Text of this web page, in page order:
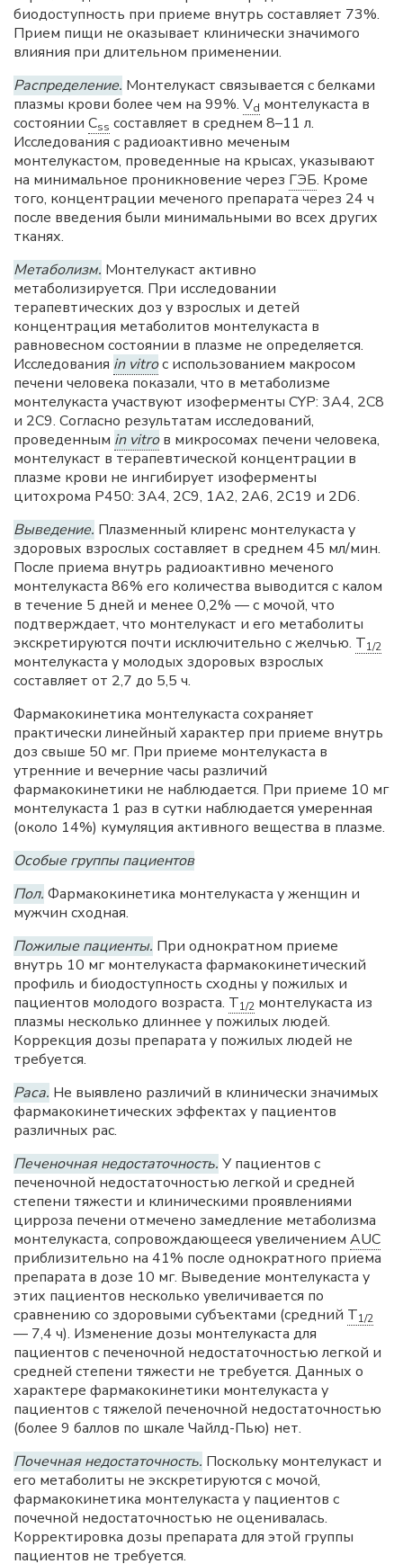
биодоступность при приеме внутрь составляет 73%.
Прием пищи не оказывает клинически значимого
влияния при длительном применении.
Распределение. Монтелукаст связывается с белками
плазмы крови более чем на 99%. Vd монтелукаста в
состоянии Css составляет в среднем 8–11 л.
Исследования с радиоактивно меченым
монтелукастом, проведенные на крысах, указывают
на минимальное проникновение через ГЭБ. Кроме
того, концентрации меченого препарата через 24 ч
после введения были минимальными во всех других
тканях.
Метаболизм. Монтелукаст активно
метаболизируется. При исследовании
терапевтических доз у взрослых и детей
концентрация метаболитов монтелукаста в
равновесном состоянии в плазме не определяется.
Исследования in vitroс использованием макросом
печени человека показали, что в метаболизме
монтелукаста участвуют изоферменты CYP: 3А4, 2С8
и 2С9. Согласно результатам исследований,
проведенным in vitroв микросомах печени человека,
монтелукаст в терапевтической концентрации в
плазме крови не ингибирует изоферменты
цитохрома P450: 3А4, 2С9, 1А2, 2А6, 2С19 и 2D6.
Выведение. Плазменный клиренс монтелукаста у
здоровых взрослых составляет в среднем 45 мл/мин.
После приема внутрь радиоактивно меченого
монтелукаста 86% его количества выводится с калом
в течение 5 дней и менее 0,2% — с мочой, что
подтверждает, что монтелукаст и его метаболиты
экскретируются почти исключительно с желчью. T1/2
монтелукаста у молодых здоровых взрослых
составляет от 2,7 до 5,5 ч.
Фармакокинетика монтелукаста сохраняет
практически линейный характер при приеме внутрь
доз свыше 50 мг. При приеме монтелукаста в
утренние и вечерние часы различий
фармакокинетики не наблюдается. При приеме 10 мг
монтелукаста 1 раз в сутки наблюдается умеренная
(около 14%) кумуляция активного вещества в плазме.
Особые группы пациентов
Пол. Фармакокинетика монтелукаста у женщин и
мужчин сходная.
Пожилые пациенты. При однократном приеме
внутрь 10 мг монтелукаста фармакокинетический
профиль и биодоступность сходны у пожилых и
пациентов молодого возраста. T1/2 монтелукаста из
плазмы несколько длиннее у пожилых людей.
Коррекция дозы препарата у пожилых людей не
требуется.
Раса. Не выявлено различий в клинически значимых
фармакокинетических эффектах у пациентов
различных рас.
Печеночная недостаточность. У пациентов с
печеночной недостаточностью легкой и средней
степени тяжести и клиническими проявлениями
цирроза печени отмечено замедление метаболизма
монтелукаста, сопровождающееся увеличением AUC
приблизительно на 41% после однократного приема
препарата в дозе 10 мг. Выведение монтелукаста у
этих пациентов несколько увеличивается по
сравнению со здоровыми субъектами (средний T1/2
— 7,4 ч). Изменение дозы монтелукаста для
пациентов с печеночной недостаточностью легкой и
средней степени тяжести не требуется. Данных о
характере фармакокинетики монтелукаста у
пациентов с тяжелой печеночной недостаточностью
(более 9 баллов по шкале Чайлд-Пью) нет.
Почечная недостаточность. Поскольку монтелукаст и
его метаболиты не экскретируются с мочой,
фармакокинетика монтелукаста у пациентов с
почечной недостаточностью не оценивалась.
Корректировка дозы препарата для этой группы
пациентов не требуется.